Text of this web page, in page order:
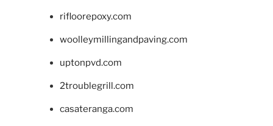
rifloorepoxy.com
woolleymillingandpaving.com
uptonpvd.com
2troublegrill.com
casateranga.com